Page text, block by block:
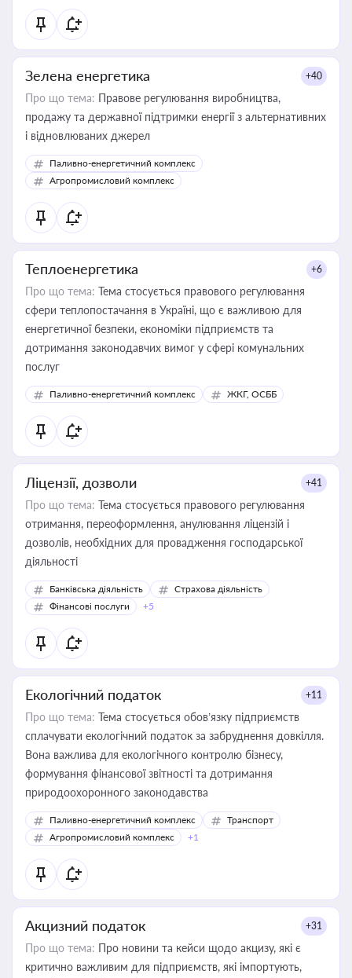
Зелена енергетика +40
Про що тема: Правове регулювання виробництва,
продажу та державної підтримки енергії з альтернативних
і відновлюваних джерел
Паливно-енергетичний комплекс
Агропромисловий комплекс
Теплоенергетика +6
Про що тема: Тема стосується правового регулювання
сфери теплопостачання в Україні, що є важливою для
енергетичної безпеки, економіки підприємств та
дотримання законодавчих вимог у сфері комунальних
послуг
Паливно-енергетичний комплекс ЖКГ, ОСББ
Ліцензії, дозволи +41
Про що тема: Тема стосується правового регулювання
отримання, переоформлення, анулювання ліцензій і
дозволів, необхідних для провадження господарської
діяльності
Банківська діяльність
Страхова діяльність
Фінансові послуги
+5
Екологічний податок +11
Про що тема: Тема стосується обов’язку підприємств
сплачувати екологічний податок за забруднення довкілля.
Вона важлива для екологічного контролю бізнесу,
формування фінансової звітності та дотримання
природоохоронного законодавства
Паливно-енергетичний комплекс
Транспорт
Агропромисловий комплекс
+1
Акцизний податок +31
Про що тема: Про новини та кейси щодо акцизу, які є
критично важливим для підприємств, які імпортують,